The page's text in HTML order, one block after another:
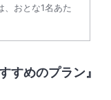
、おとな1名あた
すめのプラン』